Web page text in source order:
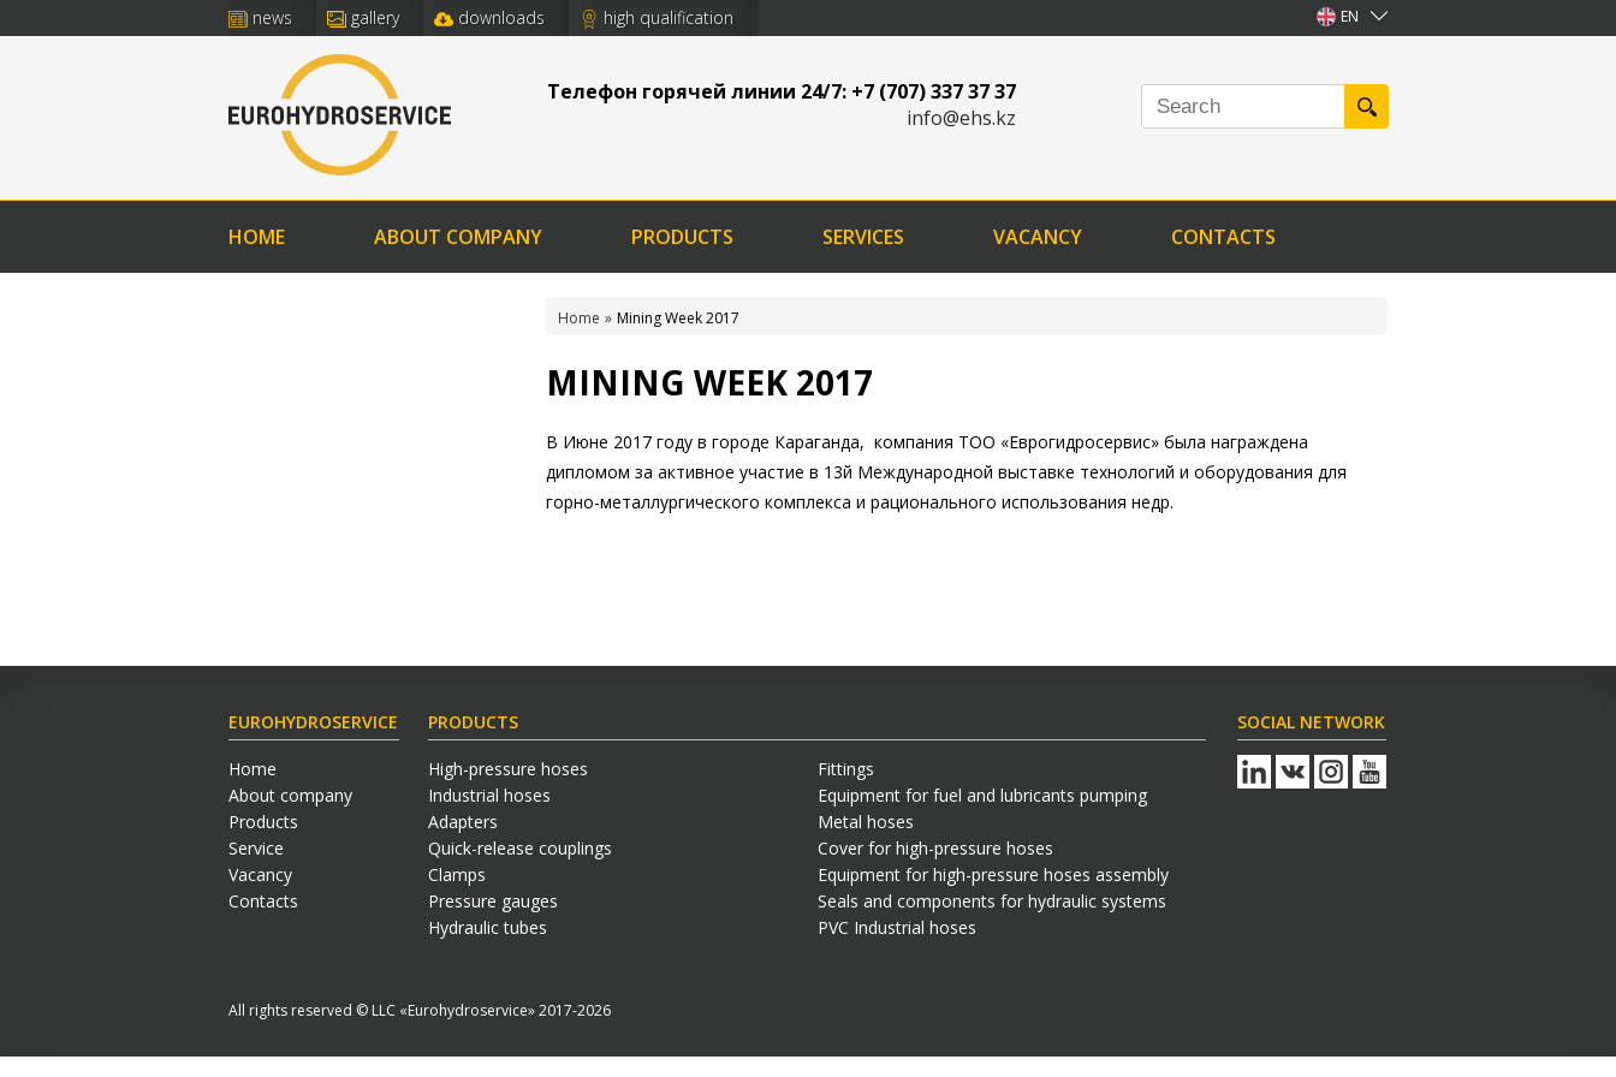
news gallery downloads high qualification EN
Телефон горячей линии 24/7: +7 (707) 337 37 37
info@ehs.kz
HOME ABOUT COMPANY PRODUCTS SERVICES VACANCY CONTACTS
Home Mining Week 2017
MINING WEEK 2017
В Июне 2017 году в городе Караганда, компания ТОО «Еврогидросервис» была награждена
дипломом за активное участие в 13й Международной выставке технологий и оборудования для
горно-металлургического комплекса и рационального использования недр.
EUROHYDROSERVICE
Home
About company
Products
Service
Vacancy
Contacts
PRODUCTS
High-pressure hoses
Fittings
Industrial hoses
Equipment for fuel and lubricants pumping
Adapters
Metal hoses
Quick-release couplings
Cover for high-pressure hoses
Clamps
Equipment for high-pressure hoses assembly
Pressure gauges
Seals and components for hydraulic systems
Hydraulic tubes
PVC Industrial hoses
SOCIAL NETWORK
All rights reserved © LLC «Eurohydroservice» 2017-2026